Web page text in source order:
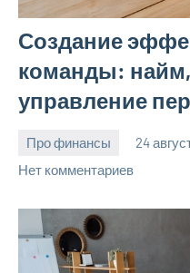
Создание
команды:
управление
Про финансы 24
Нет комментариев